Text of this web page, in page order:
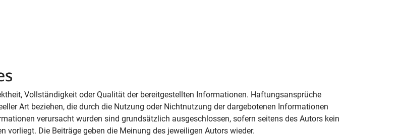
Vollständigkeit oder Qualität der bereitgestellten Informationen. Haftungsansprüche
Art beziehen, die durch die Nutzung oder Nichtnutzung der dargebotenen Informationen
verursacht wurden sind grundsätzlich ausgeschlossen, sofern seitens des Autors kein
Die Beiträge geben die Meinung des jeweiligen Autors wieder.